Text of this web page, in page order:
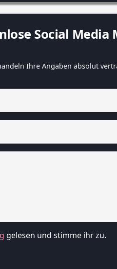
Social Media
Ihre Angaben absolut
gelesen und stimme ihr zu.